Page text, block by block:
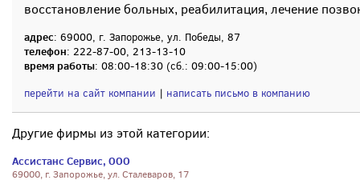
восстановление больных, реабилитация, лечение
адрес: 69000, г. Запорожье, ул. Победы, 87
телефон: 222-87-00, 213-13-10
время работы: 08:00-18:30 (сб.: 09:00-15:00)
перейти на сайт компании | написать письмо в компанию
Другие фирмы из этой категории:
Ассистанс Сервис, ООО
69000, г. Запорожье, ул. Сталеваров, 17